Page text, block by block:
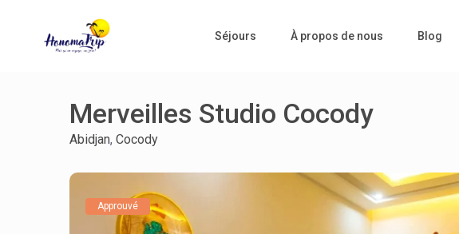
Séjours À propos de nous Blog
Merveilles Studio Cocody
Abidjan, Cocody
Approuvé